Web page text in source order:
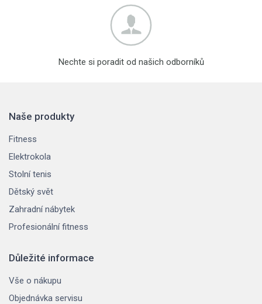
Nechte si poradit od našich odborníků
Naše produkty
Fitness
Elektrokola
Stolní tenis
Dětský svět
Zahradní nábytek
Profesionální fitness
Důležité informace
Vše o nákupu
Objednávka servisu